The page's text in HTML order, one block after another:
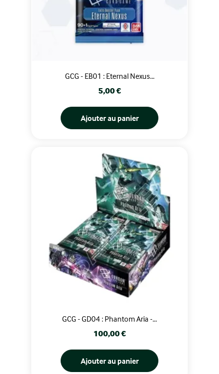
GCG - EB01 : Eternal Nexus...
Prix
5,00 €
Ajouter au panier
GCG - GD04 : Phantom Aria -...
Prix
100,00 €
Ajouter au panier